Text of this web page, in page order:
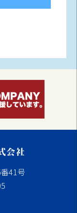
41号